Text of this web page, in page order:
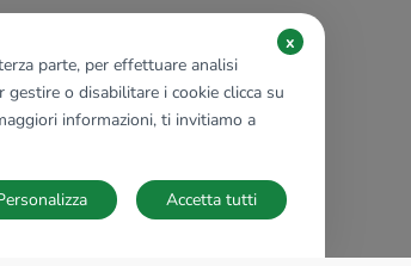
parte, per effettuare analisi
gestire o disabilitare i cookie clicca su
informazioni, ti invitiamo a
x
Accetta tutti